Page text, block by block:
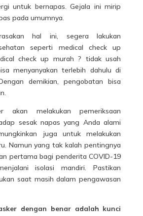
untuk bernapas. Gejala ini mirip
pada umumnya.
hal ini, segera lakukan
seperti medical check up
check up murah ? tidak usah
menyanyakan terlebih dahulu di
demikian, pengobatan bisa
akan melakukan pemeriksaan
sesak napas yang Anda alami
juga untuk melakukan
Namun yang tak kalah pentingnya
pertama bagi penderita COVID-19
isolasi mandiri. Pastikan
saat masih dalam pengawasan
dengan benar adalah kunci